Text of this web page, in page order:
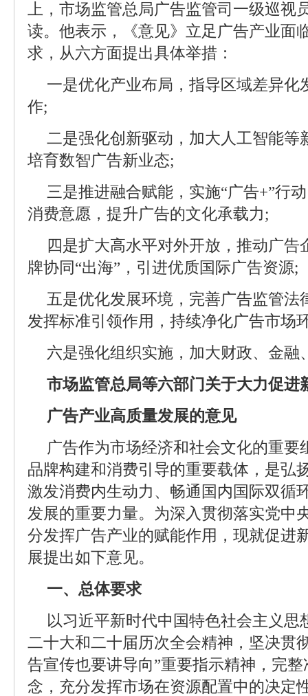
上，市场监管总局广告监管司一级巡视
读。他表示，《意见》立足广告产业面
求，从六方面提出具体举措：
一是优化产业布局，指导区域差异化
作;
二是强化创新驱动，加大人工智能等
培育数智广告新业态;
三是推进融合赋能，实施“广告+”行
消费意愿，提升广告的文化承载力;
四是扩大高水平对外开放，推动广告
牌协同“出海”，引进优质国际广告资源;
五是优化发展环境，完善广告监管法
发挥标准引领作用，持续净化广告市场
六是强化组织实施，加大财政、金融
市场监管总局等六部门关于大力促进
广告产业高质量发展的意见
广告作为市场经济和社会文化的重要
品牌构建和消费引导的重要载体，是弘
激发消费内生动力、畅通国内国际双循
发展的重要力量。为深入贯彻落实党中
分发挥广告产业的赋能作用，现就促进
展提出如下意见。
一、总体要求
以习近平新时代中国特色社会主义思
二十大和二十届历次全会精神，坚决贯
告宣传也要讲导向”重要指示精神，完
念，充分发挥市场在资源配置中的决定